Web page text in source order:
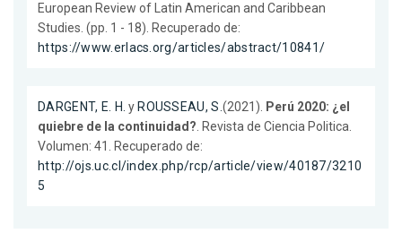
European Review of Latin American and Caribbean
Studies. (pp. 1 - 18). Recuperado de:
https://www.erlacs.org/articles/abstract/10841/
DARGENT, E. H. y ROUSSEAU, S.(2021). Perú 2020: ¿el
quiebre de la continuidad?. Revista de Ciencia Politica.
Volumen: 41. Recuperado de:
http://ojs.uc.cl/index.php/rcp/article/view/40187/3210
5